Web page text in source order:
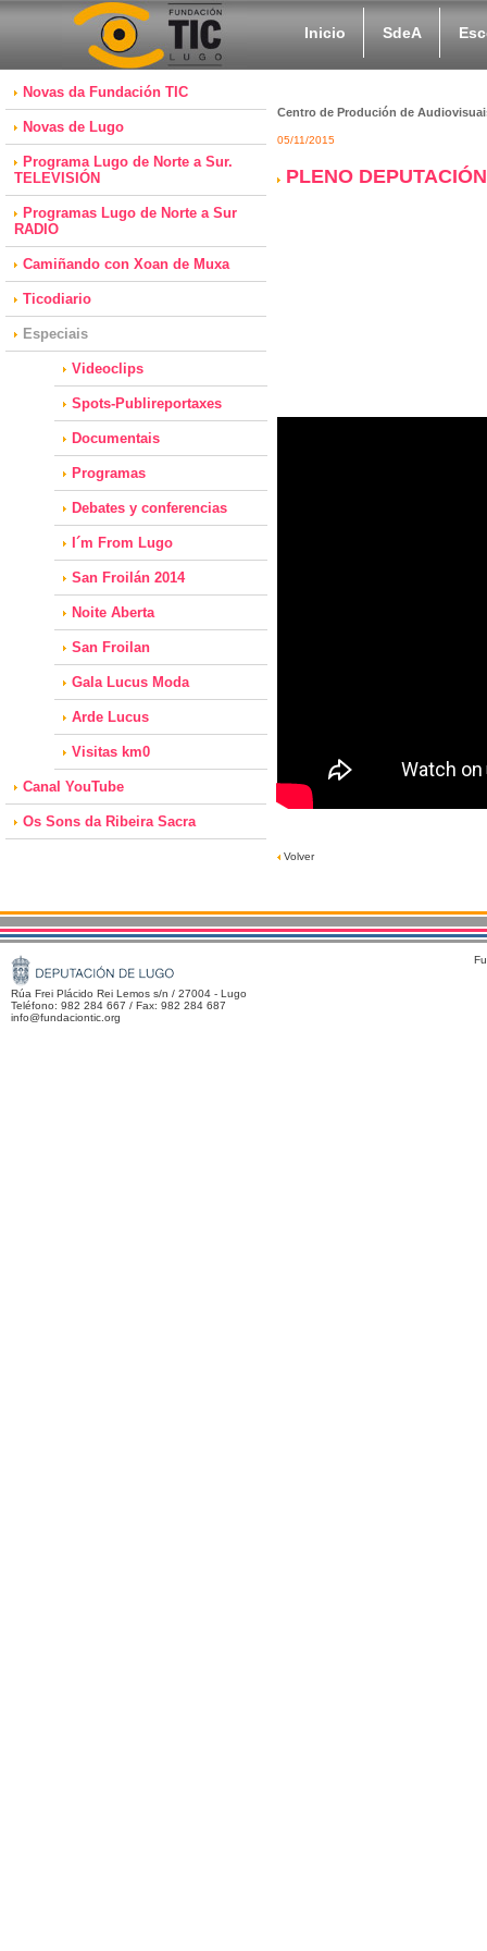
Inicio SdeA
Novas da Fundación TIC
Novas de Lugo
Programa Lugo de Norte a Sur.
TELEVISIÓN
Programas Lugo de Norte a Sur
RADIO
Camiñando con Xoan de Muxa
Ticodiario
Especiais
Videoclips
Spots-Publireportaxes
Documentais
Programas
Debates y conferencias
I´m From Lugo
San Froilán 2014
Noite Aberta
San Froilan
Gala Lucus Moda
Arde Lucus
Visitas km0
Canal YouTube
Os Sons da Ribeira Sacra
Centro de Produción de
05/11/2015
PLENO
Volver
Rúa Frei Plácido Rei Lemos s/n / 27004 - Lugo
Teléfono: 982 284 667 / Fax: 982 284 687
info@fundaciontic.org